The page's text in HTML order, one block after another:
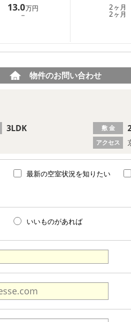
13.0万円
－
2ヶ月
2ヶ月
物件のお問い合わせ
アクセス
3LDK 敷 金
最新の空室状況を知りたい
いいものがあれば